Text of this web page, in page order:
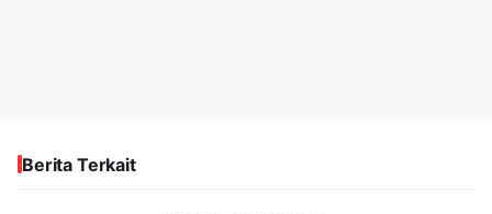
Berita Terkait